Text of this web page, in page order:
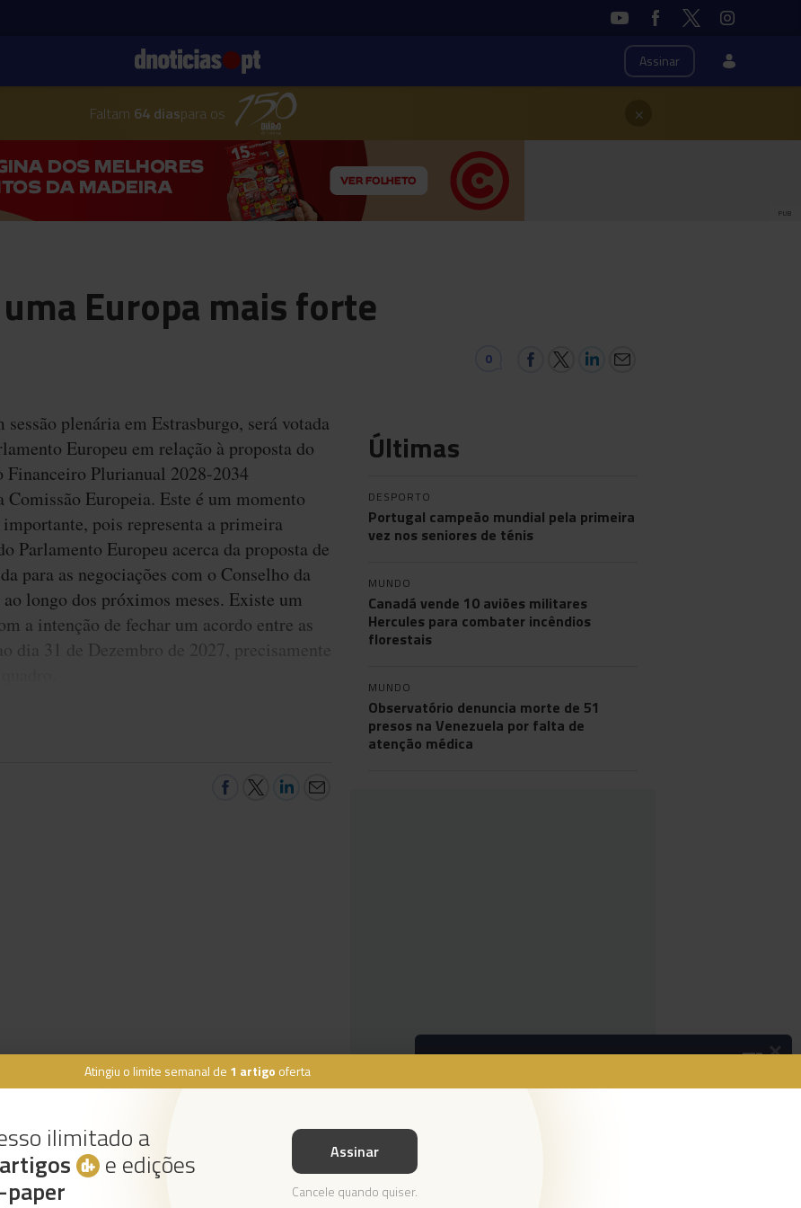
Assinar
Faltam 64 diaspara os ×
PUB
Europa mais forte
0
sessão plenária em Estrasburgo, será votada
Europeu em relação à proposta do
Financeiro Plurianual 2028-2034
Comissão Europeia. Este é um momento
pois representa a primeira
Parlamento Europeu acerca da proposta de
para as negociações com o Conselho da
longo dos próximos meses. Existe um
a intenção de fechar um acordo entre as
dia 31 de Dezembro de 2027, precisamente
Atingiu o limite semanal de 1 artigo oferta
ilimitado a
artigos e edições
paper
Assinar
Cancele quando quiser.
Últimas
DESPORTO
Portugal campeão mundial pela primeira
vez nos seniores de ténis
MUNDO
Canadá vende 10 aviões militares
Hercules para combater incêndios
florestais
MUNDO
Observatório denuncia morte de 51
presos na Venezuela por falta de
atenção médica
Instale a nossa App
×